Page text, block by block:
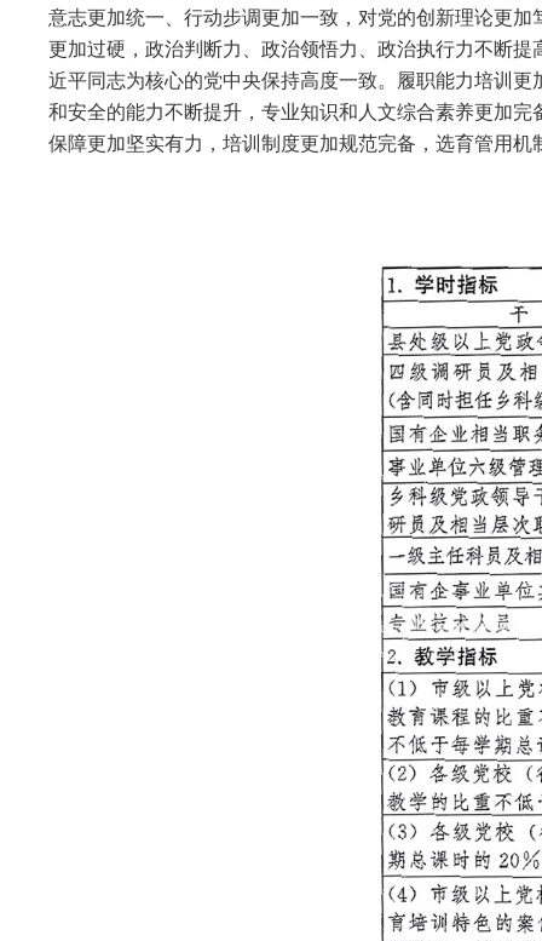
意志更加统一、行动步调更加一致，对党的创新理论更
更加过硬，政治判断力、政治领悟力、政治执行力不断
近平同志为核心的党中央保持高度一致。履职能力培训
和安全的能力不断提升，专业知识和人文综合素养更加
保障更加坚实有力，培训制度更加规范完备，选育管用机